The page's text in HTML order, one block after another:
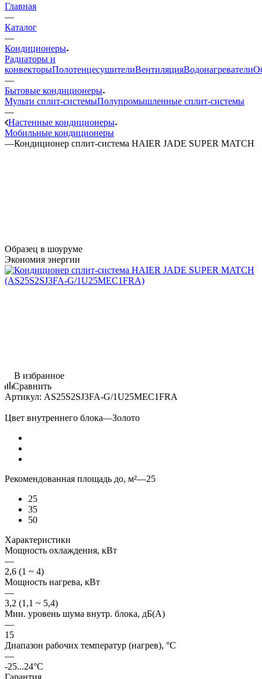
Главная
—
Каталог
—
Кондиционеры
Радиаторы и
конвекторыПолотенцесушителиВентиляцияВодонагреватели
—
Бытовые кондиционеры
Мульти сплит-системыПолупромышленные сплит-системы
—
Настенные кондиционеры
Мобильные кондиционеры
—Кондиционер сплит-система HAIER JADE SUPER MATCH
Образец в шоуруме
Экономия энергии
В избранное
Сравнить
Артикул: AS25S2SJ3FA-G/1U25MEC1FRA
Цвет внутреннего блока—Золото
Рекомендованная площадь до, м²—25
25
35
50
Характеристики
Мощность охлаждения, кВт
—
2,6 (1 ~ 4)
Мощность нагрева, кВт
—
3,2 (1,1 ~ 5,4)
Мин. уровень шума внутр. блока, дБ(А)
—
15
Диапазон рабочих температур (нагрев), °C
—
-25...24°C
Гарантия